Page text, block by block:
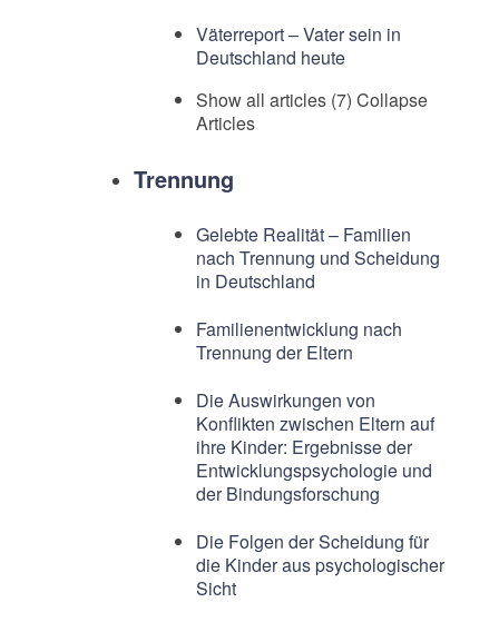
Väterreport – Vater sein in
Deutschland heute
Show all articles (7) Collapse
Articles
Trennung
Gelebte Realität – Familien
nach Trennung und Scheidung
in Deutschland
Familienentwicklung nach
Trennung der Eltern
Die Auswirkungen von
Konflikten zwischen Eltern auf
ihre Kinder: Ergebnisse der
Entwicklungspsychologie und
der Bindungsforschung
Die Folgen der Scheidung für
die Kinder aus psychologischer
Sicht